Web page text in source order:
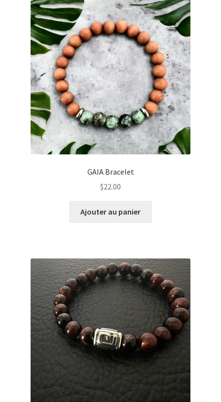
Les
options
peuvent
être
choisies
sur
la
page
du
produit
GAIA Bracelet
$22.00
Ajouter au panier